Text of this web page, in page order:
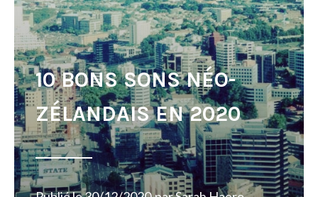
10 BONS SONS NÉO-
ZÉLANDAIS EN 2020